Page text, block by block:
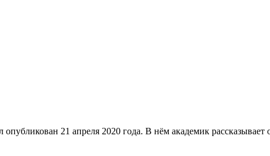
21 апреля 2020 года. В нём академик